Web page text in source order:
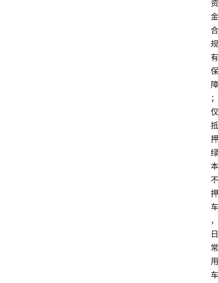
资
金
合
规
有
保
障
；
仅
抵
押
绿
本
不
押
车
，
日
常
用
车